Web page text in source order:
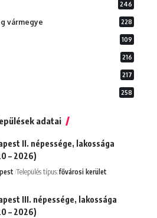
246
vármegye 228
109
216
217
258
adatai
II. népessége, lakossága
– 2026)
Település típus:fővárosi kerület
III. népessége, lakossága
– 2026)